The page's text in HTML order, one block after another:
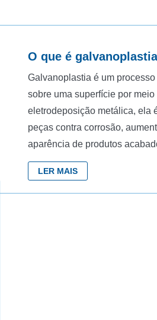
O que é
Galvanoplastia é um
sobre uma superfície por
eletrodeposição metálica, ela
peças contra corrosão,
aparência de produtos
LER MAIS